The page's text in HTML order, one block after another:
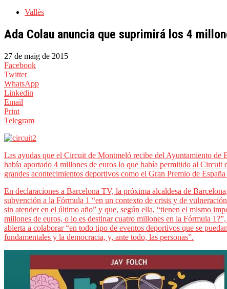
Vallès
Ada Colau anuncia que suprimirá los 4
27 de maig de 2015
Facebook
Twitter
WhatsApp
Linkedin
Email
Print
Telegram
Las ayudas que el Circuit de Montmeló recibe del Ayuntamiento
había aportado 4 millones de euros lo que había permitido al Circuit
grandes acontecimientos deportivos como el Gran Premio de
En declaraciones a Barcelona TV, la próxima alcaldesa de
subvención a la Fórmula 1 “en un contexto de crisis y de
sin atender en el último año” y que, según ella, “tienen el mismo
millones de euros, o lo es destinar cuatro millones en la Fórmula
abierta a colaborar “en todo tipo de eventos deportivos que se
fundamentales y la democracia, y, ante todo, las personas”.